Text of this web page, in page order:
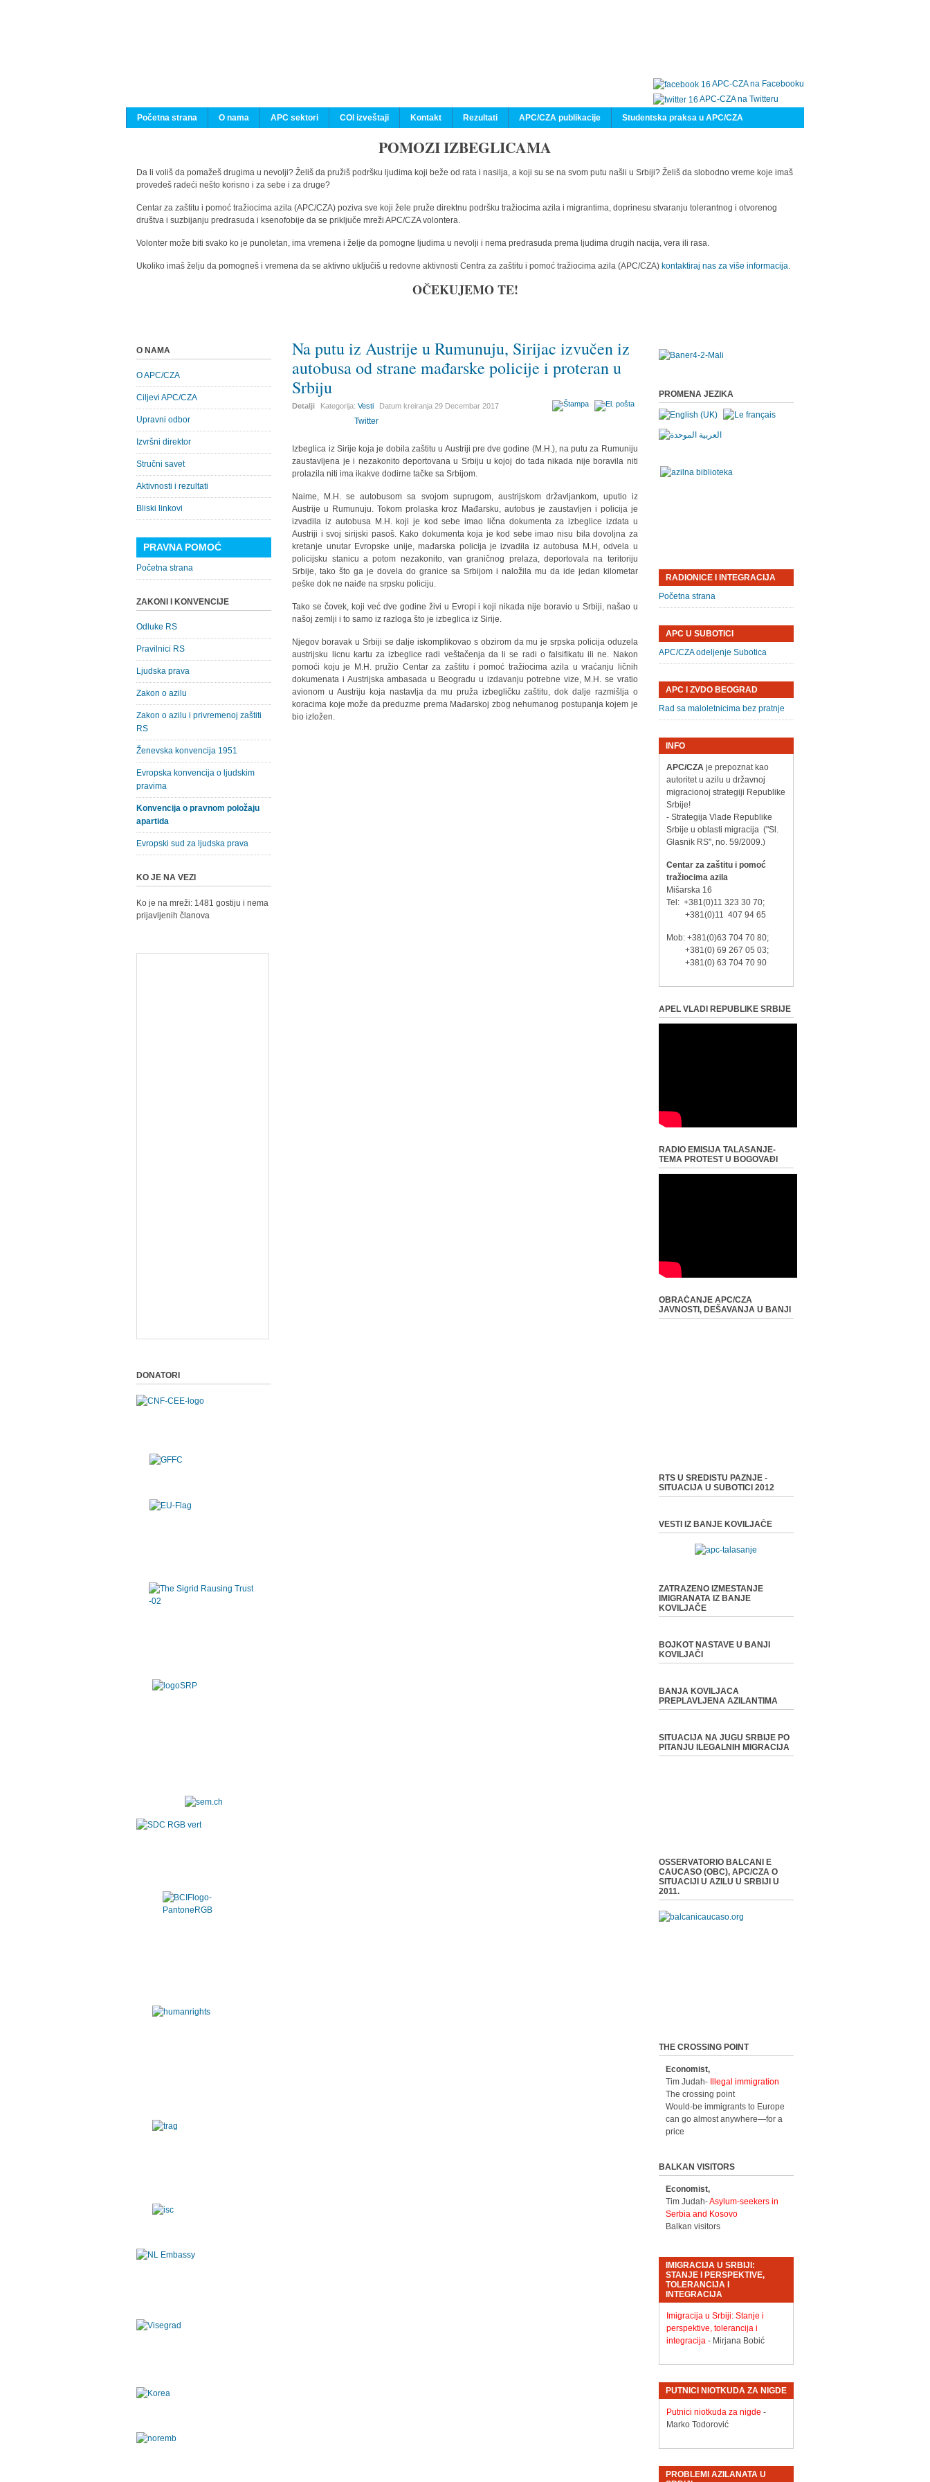
APC-CZA na Facebooku
APC-CZA na Twitteru
Početna strana
O nama APC sektori COI izveštaji Kontakt Rezultati APC/CZA publikacije Studentska praksa u APC/CZA
POMOZI IZBEGLICAMA
Da li voliš da pomažeš drugima u nevolji? Želiš da pružiš podršku ljudima koji beže od rata i nasilja, a koji su se na svom putu našli u Srbiji? Želiš da slobodno vreme koje imaš
provedeš radeći nešto korisno i za sebe i za druge?
Centar za zaštitu i pomoć tražiocima azila (APC/CZA) poziva sve koji žele pruže direktnu podršku tražiocima azila i migrantima, doprinesu stvaranju tolerantnog i otvorenog
društva i suzbijanju predrasuda i ksenofobije da se priključe mreži APC/CZA volontera.
Volonter može biti svako ko je punoletan, ima vremena i želje da pomogne ljudima u nevolji i nema predrasuda prema ljudima drugih nacija, vera ili rasa.
Ukoliko imaš želju da pomogneš i vremena da se aktivno uključiš u redovne aktivnosti Centra za zaštitu i pomoć tražiocima azila (APC/CZA) kontaktiraj nas za više informacija.
OČEKUJEMO TE!
Na putu iz Austrije u Rumunuju, Sirijac izvučen iz
autobusa od strane mađarske policije i proteran u
Srbiju
Detalji Kategorija:Vesti Datum kreiranja29 Decembar 2017
Twitter
Izbeglica iz Sirije koja je dobila zaštitu u Austriji pre dve godine (M.H.), na putu za Rumuniju
zaustavljena je i nezakonito deportovana u Srbiju u kojoj do tada nikada nije boravila niti
prolazila niti ima ikakve dodirne tačke sa Srbijom.
Naime, M.H. se autobusom sa svojom suprugom, austrijskom državljankom, uputio iz
Austrije u Rumunuju. Tokom prolaska kroz Mađarsku, autobus je zaustavljen i policija je
izvadila iz autobusa M.H. koji je kod sebe imao lična dokumenta za izbeglice izdata u
Austriji i svoj sirijski pasoš. Kako dokumenta koja je kod sebe imao nisu bila dovoljna za
kretanje unutar Evropske unije, mađarska policija je izvadila iz autobusa M.H, odvela u
policijsku stanicu a potom nezakonito, van graničnog prelaza, deportovala na teritoriju
Srbije, tako što ga je dovela do granice sa Srbijom i naložila mu da ide jedan kilometar
peške dok ne naiđe na srpsku policiju.
Tako se čovek, koji već dve godine živi u Evropi i koji nikada nije boravio u Srbiji, našao u
našoj zemlji i to samo iz razloga što je izbeglica iz Sirije.
Njegov boravak u Srbiji se dalje iskomplikovao s obzirom da mu je srpska policija oduzela
austrijsku licnu kartu za izbeglice radi veštačenja da li se radi o falsifikatu ili ne. Nakon
pomoći koju je M.H. pružio Centar za zaštitu i pomoć tražiocima azila u vraćanju ličnih
dokumenata i Austrijska ambasada u Beogradu u izdavanju potrebne vize, M.H. se vratio
avionom u Austriju koja nastavlja da mu pruža izbegličku zaštitu, dok dalje razmišlja o
koracima koje može da preduzme prema Mađarskoj zbog nehumanog postupanja kojem je
bio izložen.
O NAMA
O APC/CZA
Ciljevi APC/CZA
Upravni odbor
Izvršni direktor
Stručni savet
Aktivnosti i rezultati
Bliski linkovi
PRAVNA POMOĆ
Početna strana
ZAKONI I KONVENCIJE
Odluke RS
Pravilnici RS
Ljudska prava
Zakon o azilu
Zakon o azilu i privremenoj zaštiti
RS
Ženevska konvencija 1951
Evropska konvencija o ljudskim
pravima
Konvencija o pravnom položaju
apartida
Evropski sud za ljudska prava
KO JE NA VEZI
Ko je na mreži: 1481 gostiju i nema
prijavljenih članova
DONATORI
PROMENA JEZIKA
RADIONICE I INTEGRACIJA
Početna strana
APC U SUBOTICI
APC/CZA odeljenje Subotica
APC I ZVDO BEOGRAD
Rad sa maloletnicima bez pratnje
INFO
APC/CZAje prepoznat kao
autoritet u azilu u državnoj
migracionoj strategiji Republike
Srbije!
- Strategija Vlade Republike
Srbije u oblasti migracija ("Sl.
Glasnik RS", no. 59/2009.)
Centar za zaštitu i pomoć
tražiocima azila
Mišarska 16
Tel: +381(0)11 323 30 70;
+381(0)11 407 94 65
Mob: +381(0)63 704 70 80;
+381(0) 69 267 05 03;
+381(0) 63 704 70 90
APEL VLADI REPUBLIKE SRBIJE
RADIO EMISIJA TALASANJE-
TEMA PROTEST U BOGOVAĐI
OBRAĆANJE APC/CZA
JAVNOSTI, DEŠAVANJA U BANJI
RTS U SREDISTU PAZNJE -
SITUACIJA U SUBOTICI 2012
VESTI IZ BANJE KOVILJAČE
ZATRAZENO IZMESTANJE
IMIGRANATA IZ BANJE
KOVILJAČE
BOJKOT NASTAVE U BANJI
KOVILJAČI
BANJA KOVILJACA
PREPLAVLJENA AZILANTIMA
SITUACIJA NA JUGU SRBIJE PO
PITANJU ILEGALNIH MIGRACIJA
OSSERVATORIO BALCANI E
CAUCASO (OBC), APC/CZA O
SITUACIJI U AZILU U SRBIJI U
2011.
THE CROSSING POINT
Economist,
Tim Judah-
Illegal immigration
The crossing point
Would-be immigrants to Europe
can go almost anywhere—for a
price
BALKAN VISITORS
Economist,
Tim Judah-Asylum-seekers in
Serbia and Kosovo
Balkan visitors
IMIGRACIJA U SRBIJI:
STANJE I PERSPEKTIVE,
TOLERANCIJA I
INTEGRACIJA
Imigracija u Srbiji: Stanje i
perspektive, tolerancija i
integracija- Mirjana Bobić
PUTNICI NIOTKUDA ZA NIGDE
Putnici niotkuda za nigde -
Marko Todorović
PROBLEMI AZILANATA U